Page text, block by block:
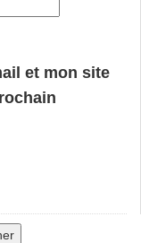
et mon site